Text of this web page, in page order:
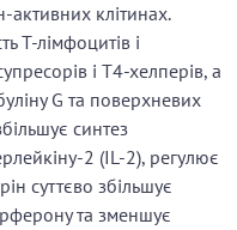
активних клітинах.
Т-лімфоцитів і
і Т4-хелперів, а
G та поверхневих
синтез
2 (IL-2), регулює
суттєво збільшує
та зменшує